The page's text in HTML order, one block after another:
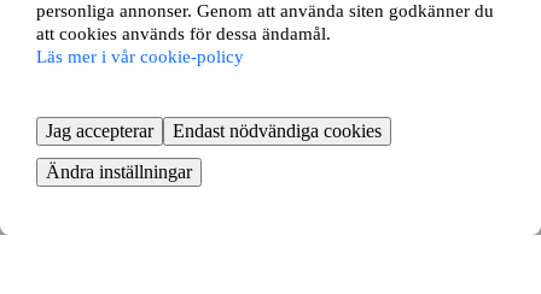
personliga annonser. Genom att använda siten godkänner du
att cookies används för dessa ändamål.
Läs mer i vår cookie-policy
Jag accepterar
Endast nödvändiga cookies
Ändra inställningar
Lugnet 5B